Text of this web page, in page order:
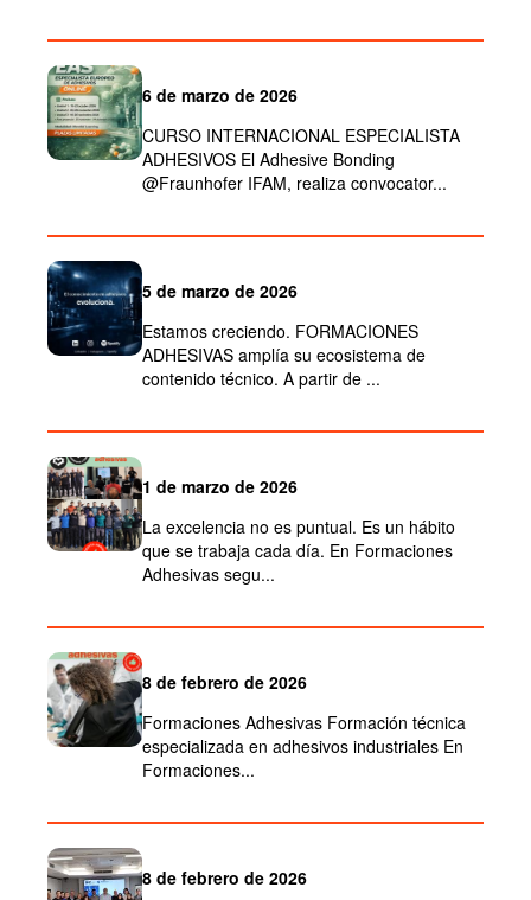
6 de marzo de 2026
CURSO INTERNACIONAL ESPECIALISTA
ADHESIVOS El Adhesive Bonding
@Fraunhofer IFAM, realiza convocator...
5 de marzo de 2026
Estamos creciendo. FORMACIONES
ADHESIVAS amplía su ecosistema de
contenido técnico. A partir de ...
1 de marzo de 2026
La excelencia no es puntual. Es un hábito
que se trabaja cada día. En Formaciones
Adhesivas segu...
8 de febrero de 2026
Formaciones Adhesivas Formación técnica
especializada en adhesivos industriales En
Formaciones...
8 de febrero de 2026